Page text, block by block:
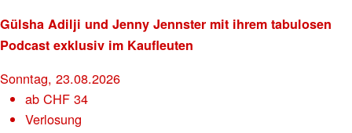
Gülsha Adilji und Jenny Jennster mit ihrem tabulosen
Podcast exklusiv im Kaufleuten
Sonntag, 23.08.2026
abCHF 34
Verlosung